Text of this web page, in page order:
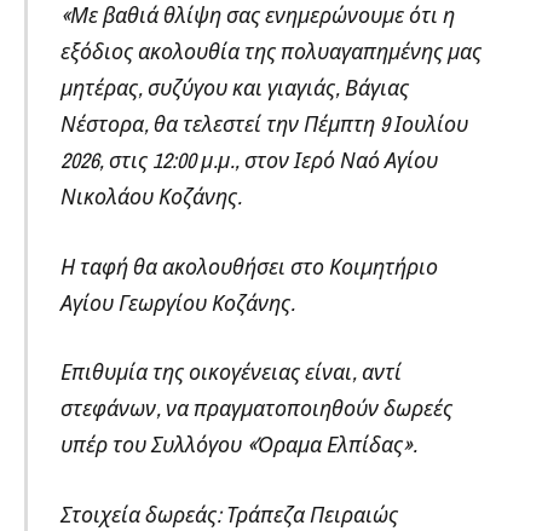
«Με βαθιά θλίψη σας ενημερώνουμε ότι η
εξόδιος ακολουθία της πολυαγαπημένης μας
μητέρας, συζύγου και γιαγιάς, Βάγιας
Νέστορα, θα τελεστεί την Πέμπτη 9 Ιουλίου
2026, στις 12:00 μ.μ., στον Ιερό Ναό Αγίου
Νικολάου Κοζάνης.
Η ταφή θα ακολουθήσει στο Κοιμητήριο
Αγίου Γεωργίου Κοζάνης.
Επιθυμία της οικογένειας είναι, αντί
στεφάνων, να πραγματοποιηθούν δωρεές
υπέρ του Συλλόγου «Όραμα Ελπίδας».
Στοιχεία δωρεάς: Τράπεζα Πειραιώς